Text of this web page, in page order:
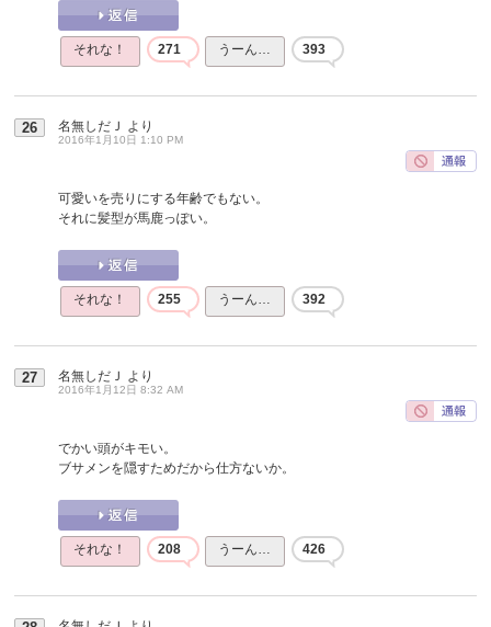
それな！ 271 うーん… 393
26 名無しだＪ より
2016年1月10日 1:10 PM
可愛いを売りにする年齢でもない。
それに髪型が馬鹿っぽい。
それな！ 255 うーん… 392
27 名無しだＪ より
2016年1月12日 8:32 AM
でかい頭がキモい。
ブサメンを隠すためだから仕方ないか。
それな！ 208 うーん… 426